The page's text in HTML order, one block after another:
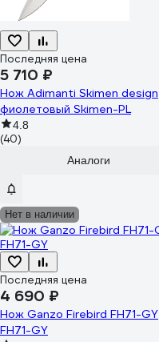
Последняя цена
5 710 ₽
Нож Adimanti Skimen design
фиолетовый Skimen-PL
4.8
(40)
Аналоги
Нет в наличии
Последняя цена
4 690 ₽
Нож Ganzo Firebird FH71-GY
FH71-GY